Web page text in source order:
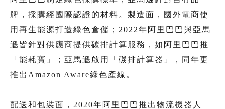
牌，採購經國際認證的材料。製造面，國外電商使
用再生能源打造綠色倉儲；2022年阿里巴巴與亞馬
遜皆針對供應商提供碳排計算服務，如阿里巴巴推
「能耗寶」；亞馬遜啟用「碳排計算器」，同年更
推出Amazon Aware綠色產線。
配送和包裝面，2020年阿里巴巴推出物流機器人